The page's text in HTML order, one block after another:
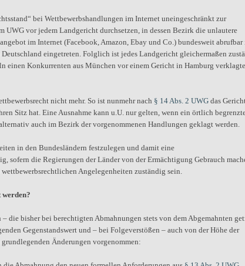
bei Wettbewerbshandlungen im Internet uneingeschränkt zur
UWG vor jedem Landgericht durchsetzen, in dessen Bezirk die unlautere
im Internet (Facebook, Amazon, Ebay und Co.) bundesweit abrufbar
eingetreten. Folglich ist jedes Landgericht gleichermaßen
einen Konkurrenten aus München vor einem Gericht in Hamburg
nicht mehr. So ist nunmehr nach § 14 Abs. 2 UWG das
Sitz hat. Eine Ausnahme kann u.U. nur gelten, wenn ein örtlich
auch im Bezirk der vorgenommenen Handlungen geklagt werden.
in den Bundesländern festzulegen und damit eine
die Regierungen der Länder von der Ermächtigung Gebrauch
Angelegenheiten zuständig sein.
die bisher bei berechtigten Abmahnungen stets von dem Abgemahnten
Gegenstandswert und – bei Folgeverstößen – auch von der Höhe der
Änderungen vorgenommen: